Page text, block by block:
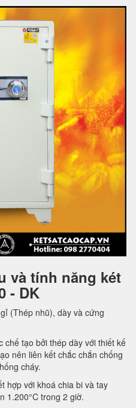
và tính năng két
- DK
(Thép nhũ), dày và cứng
chế tạo bởi thép dày với thiết kế
nên liên kết chắc chắn chống
cháy.
hợp với khoá chia bi và tay
1.200°C trong 2 giờ.